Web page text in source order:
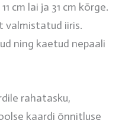
cm lai ja 31 cm kõrge.
valmistatud iiris.
ning kaetud nepaali
rahatasku,
kaardi õnnitluse